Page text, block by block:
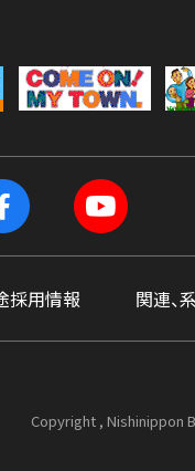
採用情報 関連、
Copyright , Nishinippon